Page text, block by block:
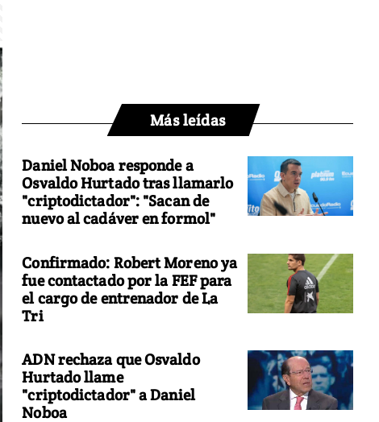
Más leídas
Daniel Noboa responde a
Osvaldo Hurtado tras llamarlo
"criptodictador": "Sacan de
nuevo al cadáver en formol"
Confirmado: Robert Moreno ya
fue contactado por la FEF para
el cargo de entrenador de La
Tri
ADN rechaza que Osvaldo
Hurtado llame
"criptodictador" a Daniel
Noboa